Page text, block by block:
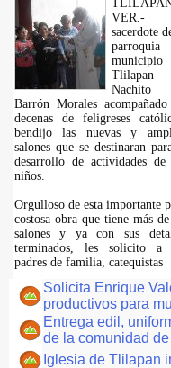
VER.-
sacerdote
parroquia
municipio
Tlilapan
Nachito
Barrón Morales
decenas de feligreses
bendijo las nuevas y
salones que se destinaran
desarrollo de actividades de
niños.
Orgulloso de esta importante
costosa obra que tiene más
salones y ya con sus
terminados, les solicito a
padres de familia, catequistas
Solicita Enrique
productivos para
Entrega edil,
de la comunidad
Iglesia de Tlilapan